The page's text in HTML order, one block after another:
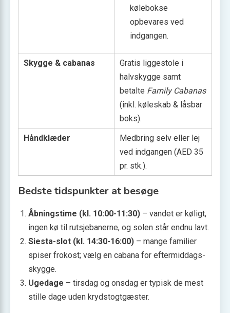
kølebokse
opbevares ved
indgangen.
Skygge & cabanas
Gratis liggestole i
halvskygge samt
betalte Family Cabanas
(inkl. køleskab & låsbar
boks).
Håndklæder
Medbring selv eller lej
ved indgangen (AED 35
pr. stk.).
Bedste tidspunkter at besøge
Åbnings­time (kl. 10:00-11:30) – vandet er køligt,
ingen kø til rutsje­banerne, og solen står endnu lavt.
Siesta-slot (kl. 14:30-16:00) – mange familier
spiser frokost; vælg en cabana for eftermiddags­
skygge.
Ugedage – tirsdag og onsdag er typisk de mest
stille dage uden krydstogt­gæster.